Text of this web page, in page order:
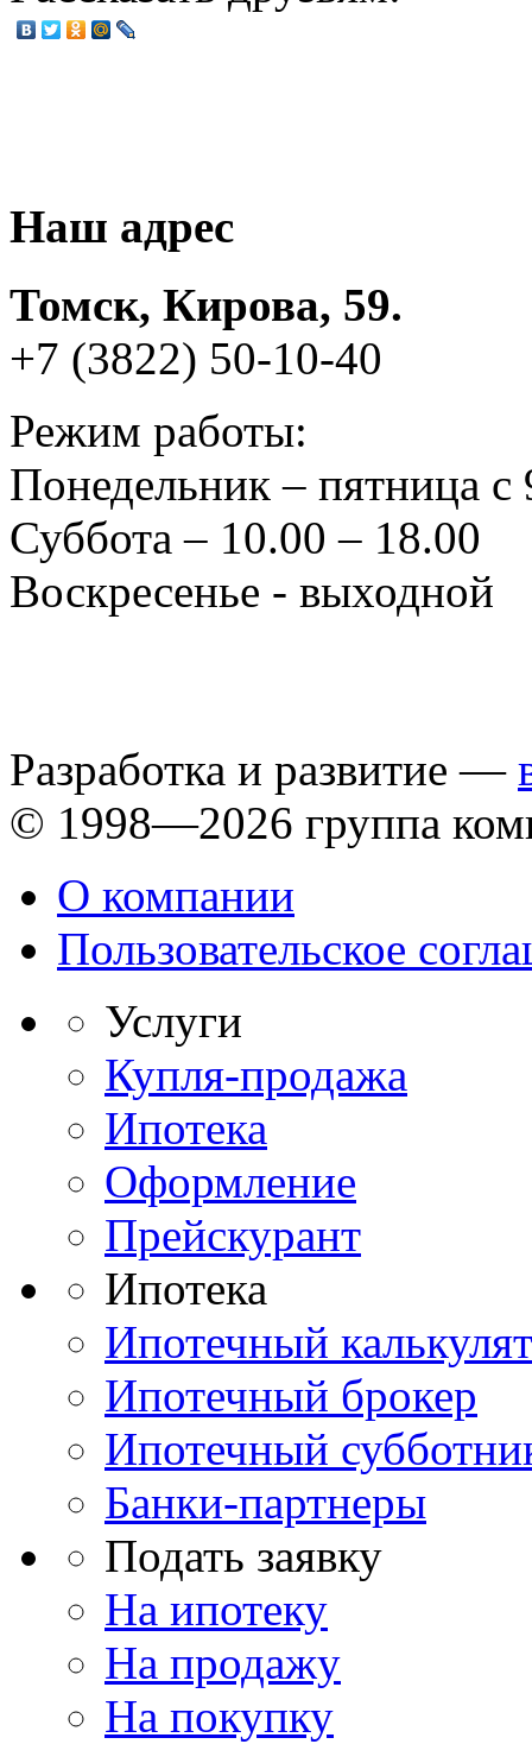
Наш адрес
Томск, Кирова, 59.
+7 (3822) 50-10-40
Режим работы:
Понедельник – пятница с
Суббота – 10.00 – 18.00
Воскресенье - выходной
Разработка и развитие —
© 1998—2026 группа
О компании
Пользовательское
Услуги
Купля-продажа
Ипотека
Оформление
Прейскурант
Ипотека
Ипотечный
Ипотечный брокер
Ипотечный
Банки-партнеры
Подать заявку
На ипотеку
На продажу
На покупку